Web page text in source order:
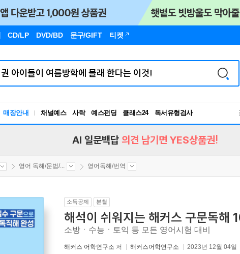
CD/LP DVD/BD 문구/GIFT 티켓
매장안내 채널예스 사락 예스펀딩 클래스24
독서유형검사
RBTI Lab
AI 일문백답 의견 남기면 YES상품권!
영어 독해/문법/... 영어독해/번역
소득공제 분철
해석이 쉬워지는 해커스 구문독해
소방ㆍ수능ㆍ토익 등 모든 영어시험 대비
해커스 어학연구소 저 해커스어학연구소 2023년 12월 04일